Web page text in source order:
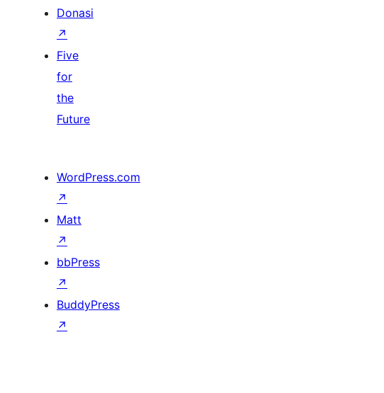
Donasi
↗
Five
for
the
Future
WordPress.com
↗
Matt
↗
bbPress
↗
BuddyPress
↗